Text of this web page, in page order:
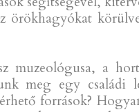
örökhagyókat
muzeológusa, a
meg egy családi
források?